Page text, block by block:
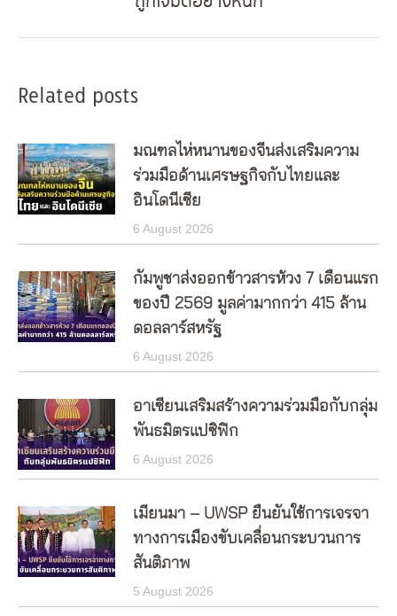
post:
Related posts
มณฑลไห่หนานของจีนส่งเสริมความ
ร่วมมือด้านเศรษฐกิจกับไทยและ
อินโดนีเซีย
6 August 2026
กัมพูชาส่งออกข้าวสารห้วง 7 เดือนแรก
ของปี 2569 มูลค่ามากกว่า 415 ล้าน
ดอลลาร์สหรัฐ
6 August 2026
อาเซียนเสริมสร้างความร่วมมือกับกลุ่ม
พันธมิตรแปซิฟิก
6 August 2026
เมียนมา – UWSP ยืนยันใช้การเจรจา
ทางการเมืองขับเคลื่อนกระบวนการ
สันติภาพ
5 August 2026